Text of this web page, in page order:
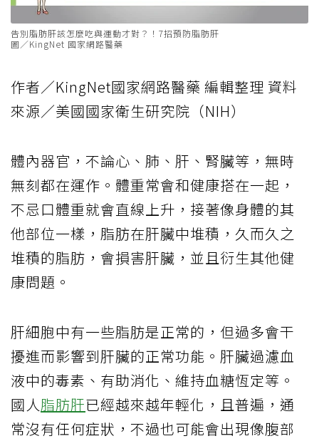
告別脂肪肝該怎麼吃與運動才對？！7招預防脂肪肝
圖／KingNet 國家網路醫藥
作者／KingNet國家網路醫藥 編輯整理 資料
來源／美國國家衛生研究院（NIH）
體內器官，不論心、肺、肝、腎臟等，無時
無刻都在運作。體重常會和健康搭在一起，
不忌口體重就會直線上升，接著像身體的其
他部位一樣，脂肪在肝臟中堆積，久而久之
堆積的脂肪，會損害肝臟，並且衍生其他健
康問題。
肝細胞中有一些脂肪是正常的，但過多會干
擾進而影響到肝臟的正常功能。肝臟過濾血
液中的毒素、有助消化、維持血糖恆定等。
國人脂肪肝已經越來越年輕化，且普遍，通
常沒有任何症狀，不過也可能會出現像腹部